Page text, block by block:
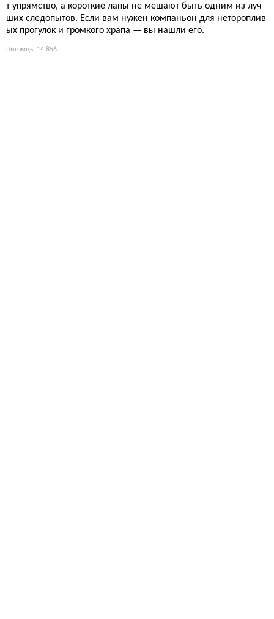
т упрямство, а короткие лапы не мешают быть одним из луч
ших следопытов. Если вам нужен компаньон для нетороплив
ых прогулок и громкого храпа — вы нашли его.
Питомцы 14 856